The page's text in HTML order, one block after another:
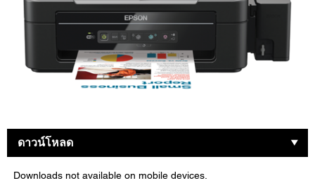
ดาวน์โหลด
Downloads not available on mobile devices.